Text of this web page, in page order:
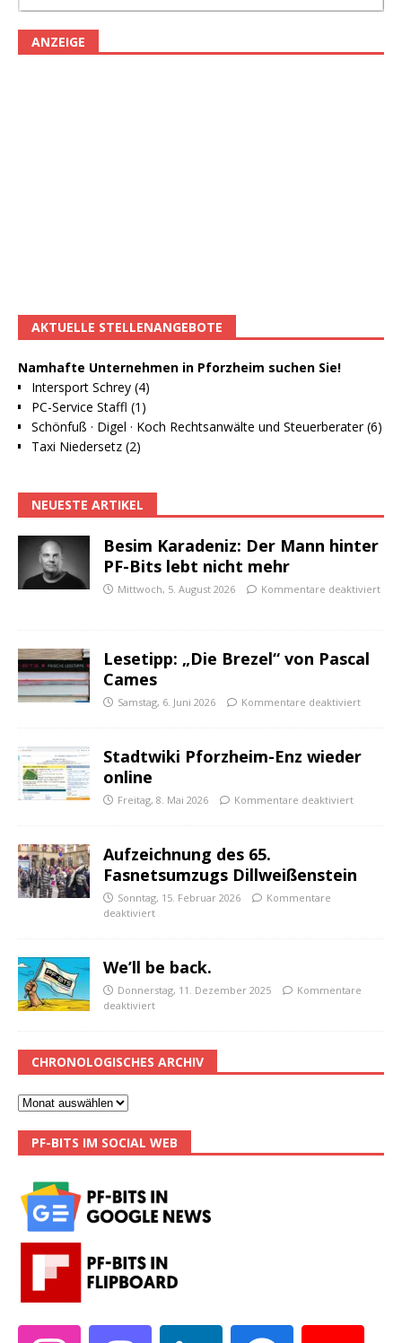
ANZEIGE
AKTUELLE STELLENANGEBOTE
Namhafte Unternehmen in Pforzheim suchen Sie!
Intersport Schrey (4)
PC-Service Staffl (1)
Schönfuß · Digel · Koch Rechtsanwälte und Steuerberater (6)
Taxi Niedersetz (2)
NEUESTE ARTIKEL
Besim Karadeniz: Der Mann hinter
PF-Bits lebt nicht mehr
Mittwoch, 5. August 2026 Kommentare deaktiviert
Lesetipp: „Die Brezel“ von Pascal
Cames
Samstag, 6. Juni 2026 Kommentare deaktiviert
Stadtwiki Pforzheim-Enz wieder
online
Freitag, 8. Mai 2026 Kommentare deaktiviert
Aufzeichnung des 65.
Fasnetsumzugs Dillweißenstein
Sonntag, 15. Februar 2026
Kommentare
deaktiviert
We’ll be back.
Donnerstag, 11. Dezember 2025
Kommentare
deaktiviert
CHRONOLOGISCHES ARCHIV
PF-BITS IM SOCIAL WEB